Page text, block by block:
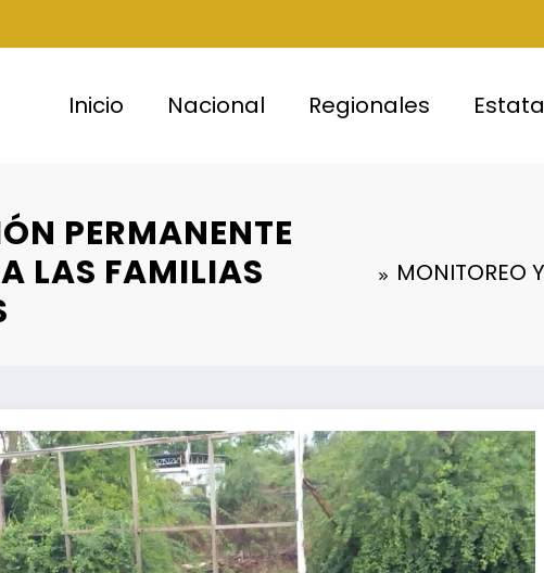
Inicio Nacional Regionales
PERMANENTE
LAS FAMILIAS
MONITOREO